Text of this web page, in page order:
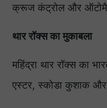
क्रूज कंट्रोल और
थार रॉक्स का मुकाबला
महिंद्रा थार रॉक्स का
एस्टर, स्कोडा कुशाक और